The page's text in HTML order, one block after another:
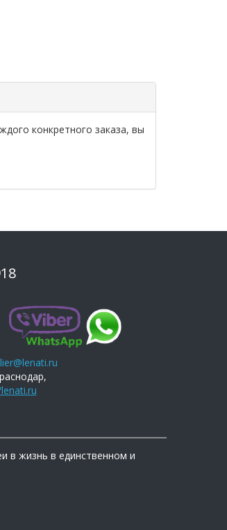
конкретного заказа, вы
в жизнь в единственном и